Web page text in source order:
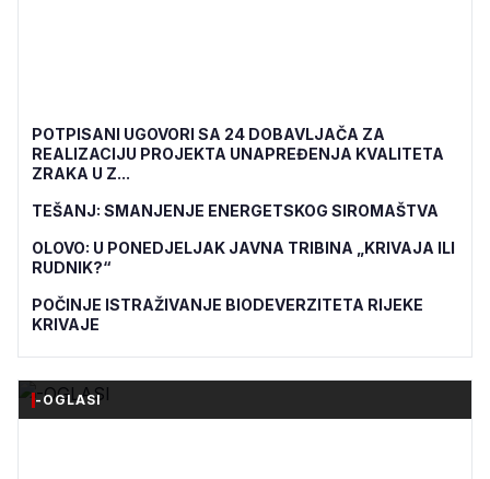
POTPISANI UGOVORI SA 24 DOBAVLJAČA ZA
REALIZACIJU PROJEKTA UNAPREĐENJA KVALITETA
ZRAKA U Z...
TEŠANJ: SMANJENJE ENERGETSKOG SIROMAŠTVA
OLOVO: U PONEDJELJAK JAVNA TRIBINA „KRIVAJA ILI
RUDNIK?“
POČINJE ISTRAŽIVANJE BIODEVERZITETA RIJEKE
KRIVAJE
-OGLASI